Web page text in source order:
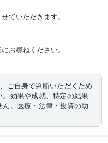
ていただきます。
お尋ねください。
ご自身で判断いただくため
効果や成就、特定の結果
。医療・法律・投資の助